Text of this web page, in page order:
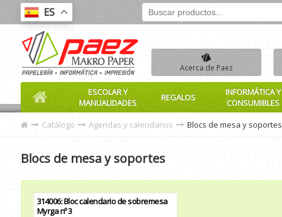
ES
Acerca de Paez
ESCOLAR Y
MANUALIDADES
REGALOS
INFORMÁTICA Y
CONSUMIBLES
Catálogo
Agendas y calendarios Blocs de mesa y soportes
Blocs de mesa y soportes
314006: Bloc calendario de sobremesa
Myrga nº 3